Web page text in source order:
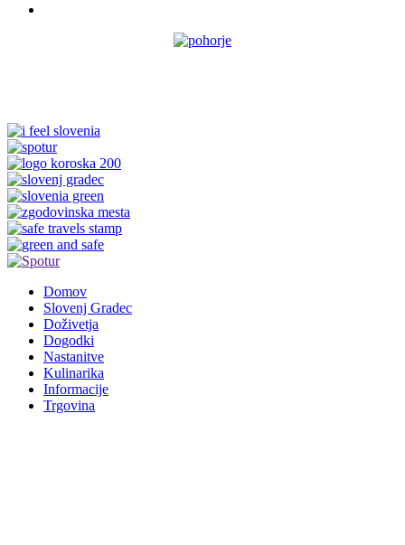
Domov
Slovenj Gradec
Doživetja
Dogodki
Nastanitve
Kulinarika
Informacije
Trgovina